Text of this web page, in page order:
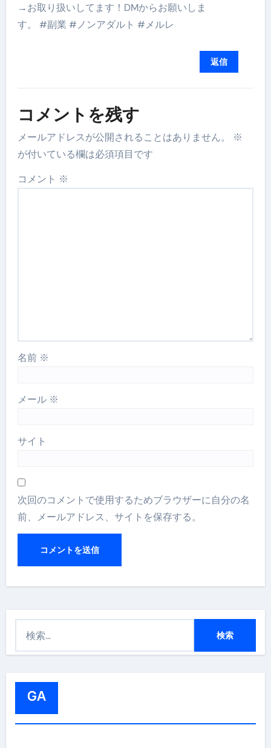
→お取り扱いしてます！DMからお願いしま
す。 #副業 #ノンアダルト #メルレ
返信
コメントを残す
メールアドレスが公開されることはありません。
※
が付いている欄は必須項目です
コメント ※
名前 ※
メール ※
サイト
次回のコメントで使用するためブラウザーに自分の名
前、メールアドレス、サイトを保存する。
GA